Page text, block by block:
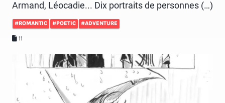
Armand, Léocadie... Dix portraits de personnes (…)
#ROMANTIC #POETIC #ADVENTURE
11